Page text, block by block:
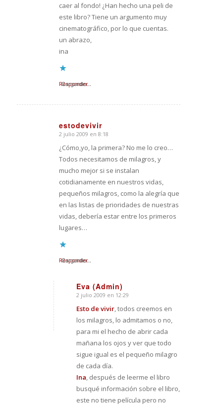
caer al fondo! ¿Han hecho una peli de
este libro? Tiene un argumento muy
cinematográfico, por lo que cuentas.
un abrazo,
ina
Cargando...
Responder
estodevivir
Dice:
2 julio 2009 en 8:18
¿Cómo,yo, la primera? No me lo creo…
Todos necesitamos de milagros, y
mucho mejor si se instalan
cotidianamente en nuestros vidas,
pequeños milagros, como la alegría que
en las listas de prioridades de nuestras
vidas, debería estar entre los primeros
lugares…
Cargando...
Responder
Eva (Admin)
Dice:
2 julio 2009 en 12:29
Esto de vivir, todos creemos en
los milagros, lo admitamos o no,
para mi el hecho de abrir cada
mañana los ojos y ver que todo
sigue igual es el pequeño milagro
de cada día.
Ina, después de leerme el libro
busqué información sobre el libro,
este no tiene película pero no